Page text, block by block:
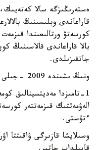
قاراعاندى وبلىسىنىڭ
بالا قاراعاندى قالاسىنىڭ
جاتقىزىلدى.
ونىڭ ىشىندە 2009 -جىلى تۋعان بالا قايتىس بولدى.
1-تامىزدا مەديتسينالىق
ءتۇستى.